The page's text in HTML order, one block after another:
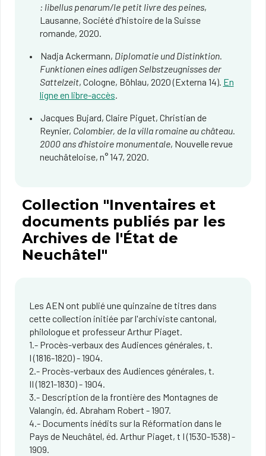
: libellus penarum/le petit livre des peines,
Lausanne, Société d'histoire de la Suisse
romande, 2020.
Nadja Ackermann, Diplomatie und Distinktion.
Funktionen eines adligen Selbstzeugnisses der
Sattelzeit, Cologne, Böhlau, 2020 (Externa 14). En
ligne en libre-accès.
Jacques Bujard, Claire Piguet, Christian de
Reynier, Colombier, de la villa romaine au château.
2000 ans d'histoire monumentale, Nouvelle revue
neuchâteloise, n° 147, 2020.
Collection "Inventaires et
documents publiés par les
Archives de l'État de
Neuchâtel"
Les AEN ont publié une quinzaine de titres dans
cette collection initiée par l'archiviste cantonal,
philologue et professeur Arthur Piaget.
1.- Procès-verbaux des Audiences générales, t.
I (1816-1820) - 1904.
2.- Procès-verbaux des Audiences générales, t.
II (1821-1830) - 1904.
3.- Description de la frontière des Montagnes de
Valangin, éd. Abraham Robert - 1907.
4.- Documents inédits sur la Réformation dans le
Pays de Neuchâtel, éd. Arthur Piaget, t I (1530-1538) -
1909.